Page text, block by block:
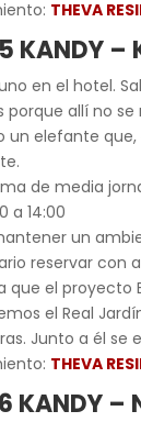
THEVA
KANDY –
en el hotel.
porque allí no
un elefante
de media
a 14:00
un
reservar con
que el proyecto
el Real
Junto a él se
THEVA
KANDY –